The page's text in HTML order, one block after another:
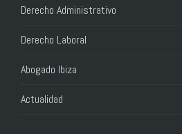
Derecho Administrativo
Derecho Laboral
Abogado Ibiza
Actualidad